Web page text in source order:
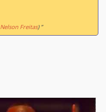
Nelson Freitas) ”